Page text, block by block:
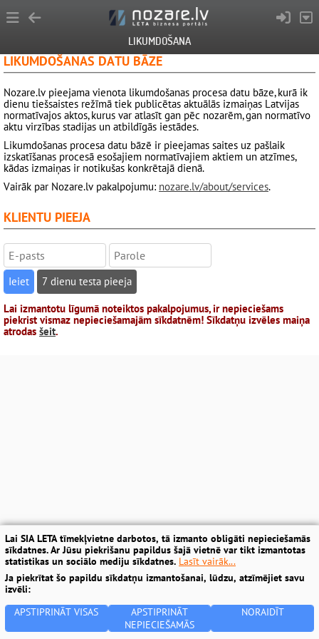
LIKUMDOŠANA
LIKUMDOŠANAS DATU BĀZE
Nozare.lv pieejama vienota likumdošanas procesa datu bāze, kurā ik
dienu tiešsaistes režīmā tiek publicētas aktuālās izmaiņas Latvijas
normatīvajos aktos, kurus var atlasīt gan pēc nozarēm, gan normatīvo
aktu virzības stadijas un atbildīgās iestādes.
Likumdošanas procesa datu bāzē ir pieejamas saites uz pašlaik
izskatīšanas procesā esošajiem normatīvajiem aktiem un atzīmes,
kādas izmaiņas ir notikušas konkrētajā dienā.
Vairāk par Nozare.lv pakalpojumu: nozare.lv/about/services.
KLIENTU PIEEJA
7 dienu testa pieeja
Lai izmantotu līgumā noteiktos pakalpojumus, ir nepieciešams
piekrist vismaz nepieciešamajām sīkdatnēm! Sīkdatņu izvēles maiņa
atrodas šeit.
Lai SIA LETA tīmekļvietne darbotos, tā izmanto obligāti nepieciešamās
sīkdatnes. Ar Jūsu piekrišanu papildus šajā vietnē var tikt izmantotas
statistikas un sociālo mediju sīkdatnes. Lasīt vairāk...
Ja piekrītat šo papildu sīkdatņu izmantošanai, lūdzu, atzīmējiet savu
izvēli:
APSTIPRINĀT VISAS
APSTIPRINĀT
NEPIECIEŠAMĀS
NORAIDĪT